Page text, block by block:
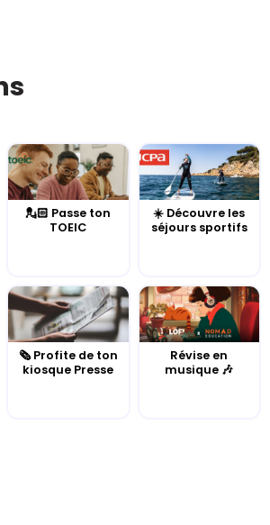
💂🏻 Passe ton
TOEIC
☀️ Découvre les
séjours sportifs
🗞️ Profite de ton
kiosque Presse
Révise en
musique 🎶